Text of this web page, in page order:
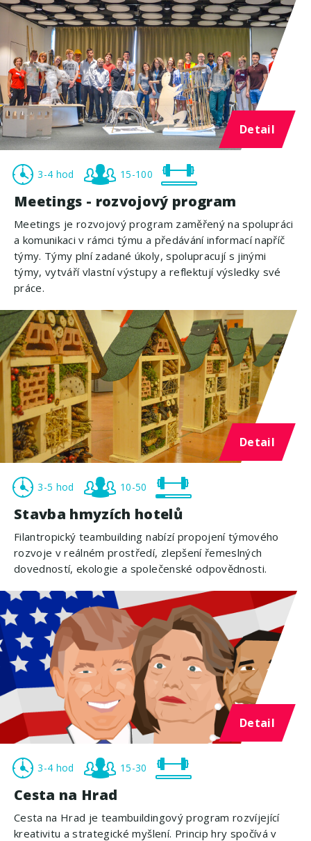
Detail
3-4 hod 15-100
Meetings - rozvojový program
Meetings je rozvojový program zaměřený na spolupráci
a komunikaci v rámci týmu a předávání informací napříč
týmy. Týmy plní zadané úkoly, spolupracují s jinými
týmy, vytváří vlastní výstupy a reflektují výsledky své
práce.
Detail
3-5 hod 10-50
Stavba hmyzích hotelů
Filantropický teambuilding nabízí propojení týmového
rozvoje v reálném prostředí, zlepšení řemeslných
dovedností, ekologie a společenské odpovědnosti.
Detail
3-4 hod 15-30
Cesta na Hrad
Cesta na Hrad je teambuildingový program rozvíjející
kreativitu a strategické myšlení. Princip hry spočívá v